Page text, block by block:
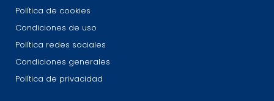
Política de cookies
Condiciones de uso
Política redes sociales
Condiciones generales
Política de privacidad